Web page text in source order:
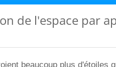
de l'espace par
beaucoup plus d'étoiles